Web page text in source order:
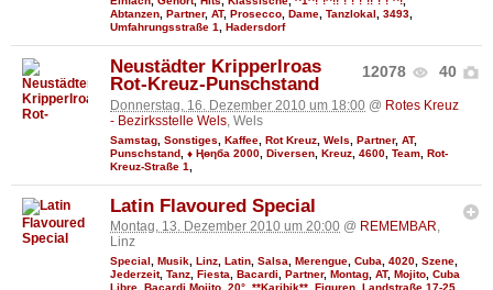
Abtanzen Partner, AT, Prosecco Dame Tanzlokal 3493
Umfahrungsstraße 1
Hadersdorf
12078 40
Neustädter Kripperlroas
Rot-Kreuz-Punschstand
Donnerstag, 16. Dezember 2010 um 18:00 @ Rotes Kreuz
- Bezirksstelle Wels , Wels
Samstag Sonstiges Kaffee Rot Kreuz Wels Partner, AT,
Punschstand ♦ Ңөηба 2000 Diversen Kreuz 4600 Team Rot-
Kreuz-Straße 1
Latin Flavoured Special
Montag, 13. Dezember 2010 um 20:00 @ REMEMBAR,
Linz
Special Musik Linz Latin Salsa Merengue Cuba 4020 Szene
Jederzeit, Tanz Fiesta Bacardi Partner, Montag AT, Mojito Cuba
Libre Bacardi Mojito 20° **Karibik** Figuren Landstraße 17-25